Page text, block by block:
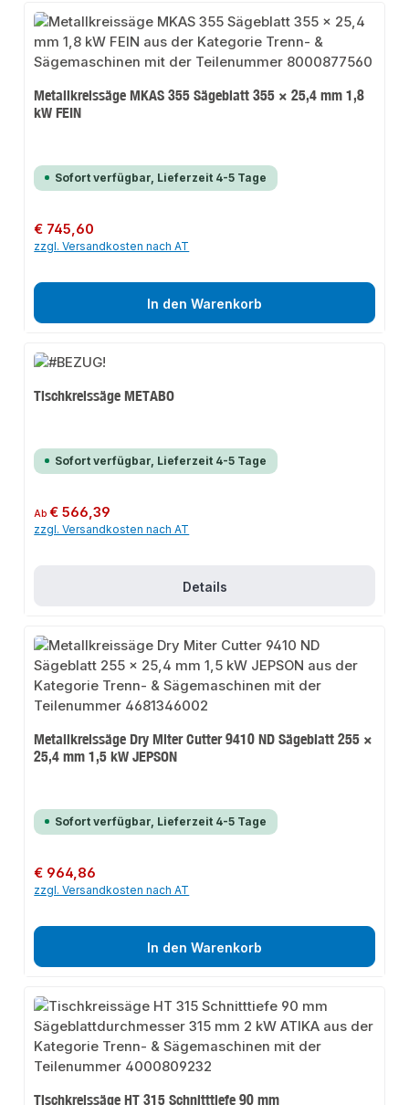
Metallkreissäge MKAS 355 Sägeblatt 355 × 25,4 mm 1,8
kW FEIN
Sofort verfügbar, Lieferzeit 4-5 Tage
Regulärer Preis:
€ 745,60
zzgl. Versandkosten nach AT
In den Warenkorb
Tischkreissäge METABO
Sofort verfügbar, Lieferzeit 4-5 Tage
Regulärer Preis:
Ab€ 566,39
zzgl. Versandkosten nach AT
Details
Metallkreissäge Dry Miter Cutter 9410 ND Sägeblatt 255 ×
25,4 mm 1,5 kW JEPSON
Sofort verfügbar, Lieferzeit 4-5 Tage
Regulärer Preis:
€ 964,86
zzgl. Versandkosten nach AT
In den Warenkorb
Tischkreissäge HT 315 Schnitttiefe 90 mm